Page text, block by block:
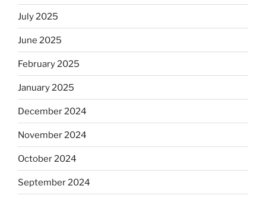
July 2025
June 2025
February 2025
January 2025
December 2024
November 2024
October 2024
September 2024